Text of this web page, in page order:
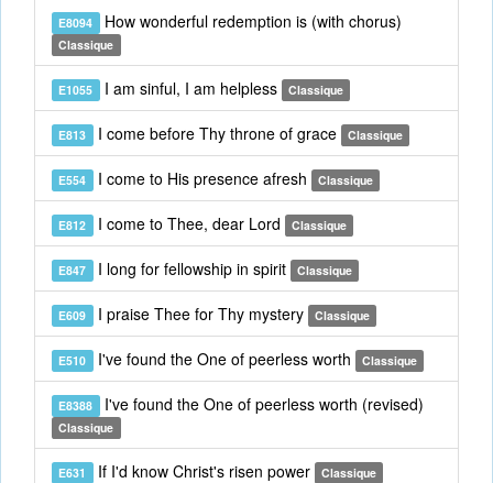
E8094 How wonderful redemption is (with chorus)
Classique
E1055 I am sinful, I am helpless Classique
E813 I come before Thy throne of grace Classique
E554 I come to His presence afresh Classique
E812 I come to Thee, dear Lord Classique
E847 I long for fellowship in spirit Classique
E609 I praise Thee for Thy mystery Classique
E510 I've found the One of peerless worth Classique
E8388 I've found the One of peerless worth (revised)
Classique
E631 If I'd know Christ's risen power Classique